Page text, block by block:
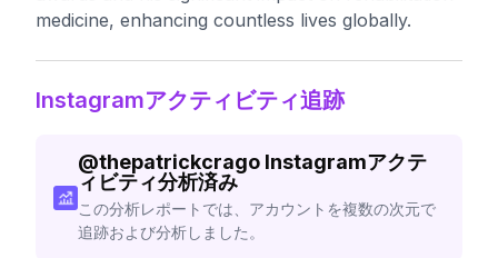
medicine, enhancing countless lives globally.
Instagramアクティビティ追跡
@thepatrickcrago Instagramアクテ
ィビティ分析済み
この分析レポートでは、アカウントを複数の次元で
追跡および分析しました。